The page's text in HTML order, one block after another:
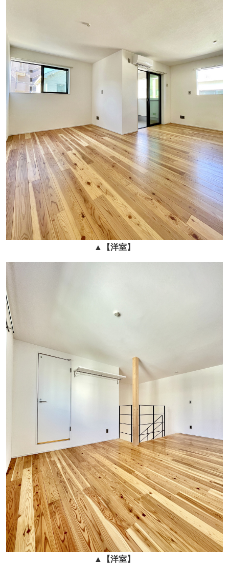
▲ 【洋室】
▲ 【洋室】